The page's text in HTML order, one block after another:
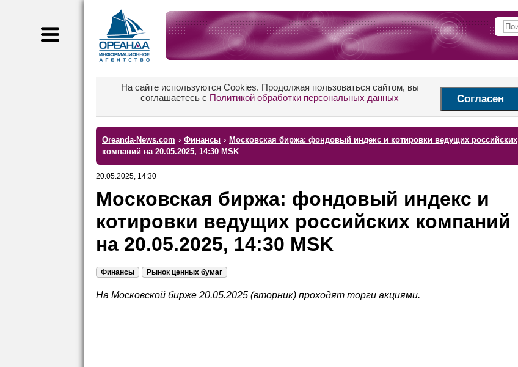
На сайте используются Cookies. Продолжая пользоваться сайтом, вы
соглашаетесь с Политикой обработки персональных данных Согласен
Oreanda-News.com › Финансы › Московская биржа: фондовый индекс и котировки ведущих российских
компаний на 20.05.2025, 14:30 MSK
20.05.2025, 14:30
Московская биржа: фондовый индекс и
котировки ведущих российских компаний
на 20.05.2025, 14:30 MSK
Финансы Рынок ценных бумаг
На Московской бирже 20.05.2025 (вторник) проходят торги акциями.